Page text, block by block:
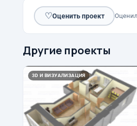
♡Оценить проект
Другие проекты
3D И ВИЗУАЛИЗАЦИЯ